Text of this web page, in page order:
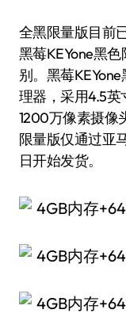
全黑限量版目前
黑莓KEYone黑
别。黑莓
理器，采用4.5英
1200万像素摄像
限量版仅通过亚
日开始发货。